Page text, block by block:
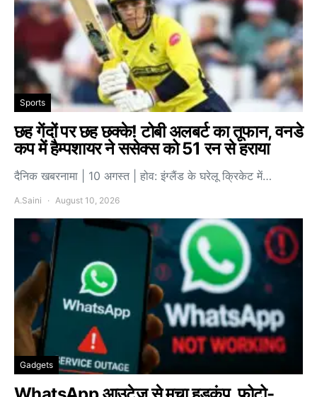
Sports
छह गेंदों पर छह छक्के! टोबी अलबर्ट का तूफान, वनडे
कप में हैम्पशायर ने ससेक्स को 51 रन से हराया
दैनिक खबरनामा | 10 अगस्त | होव: इंग्लैंड के घरेलू क्रिकेट में…
A.Saini August 10, 2026
Gadgets